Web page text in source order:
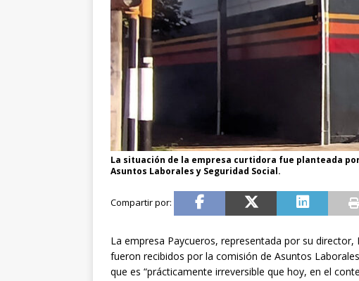
La situación de la empresa curtidora fue planteada
Asuntos Laborales y Seguridad Social.
La empresa Paycueros, representada por su
fueron recibidos por la comisión de Asuntos
que es “prácticamente irreversible que hoy, en el